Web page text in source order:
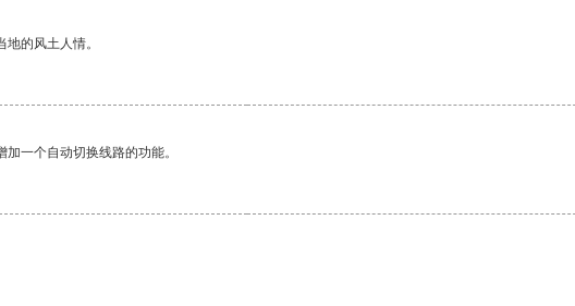
的风土人情。
一个自动切换线路的功能。